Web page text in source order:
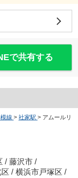
で共有する
線 > 社家駅 > アムールリ
/ 藤沢市 /
/ 横浜市戸塚区 /